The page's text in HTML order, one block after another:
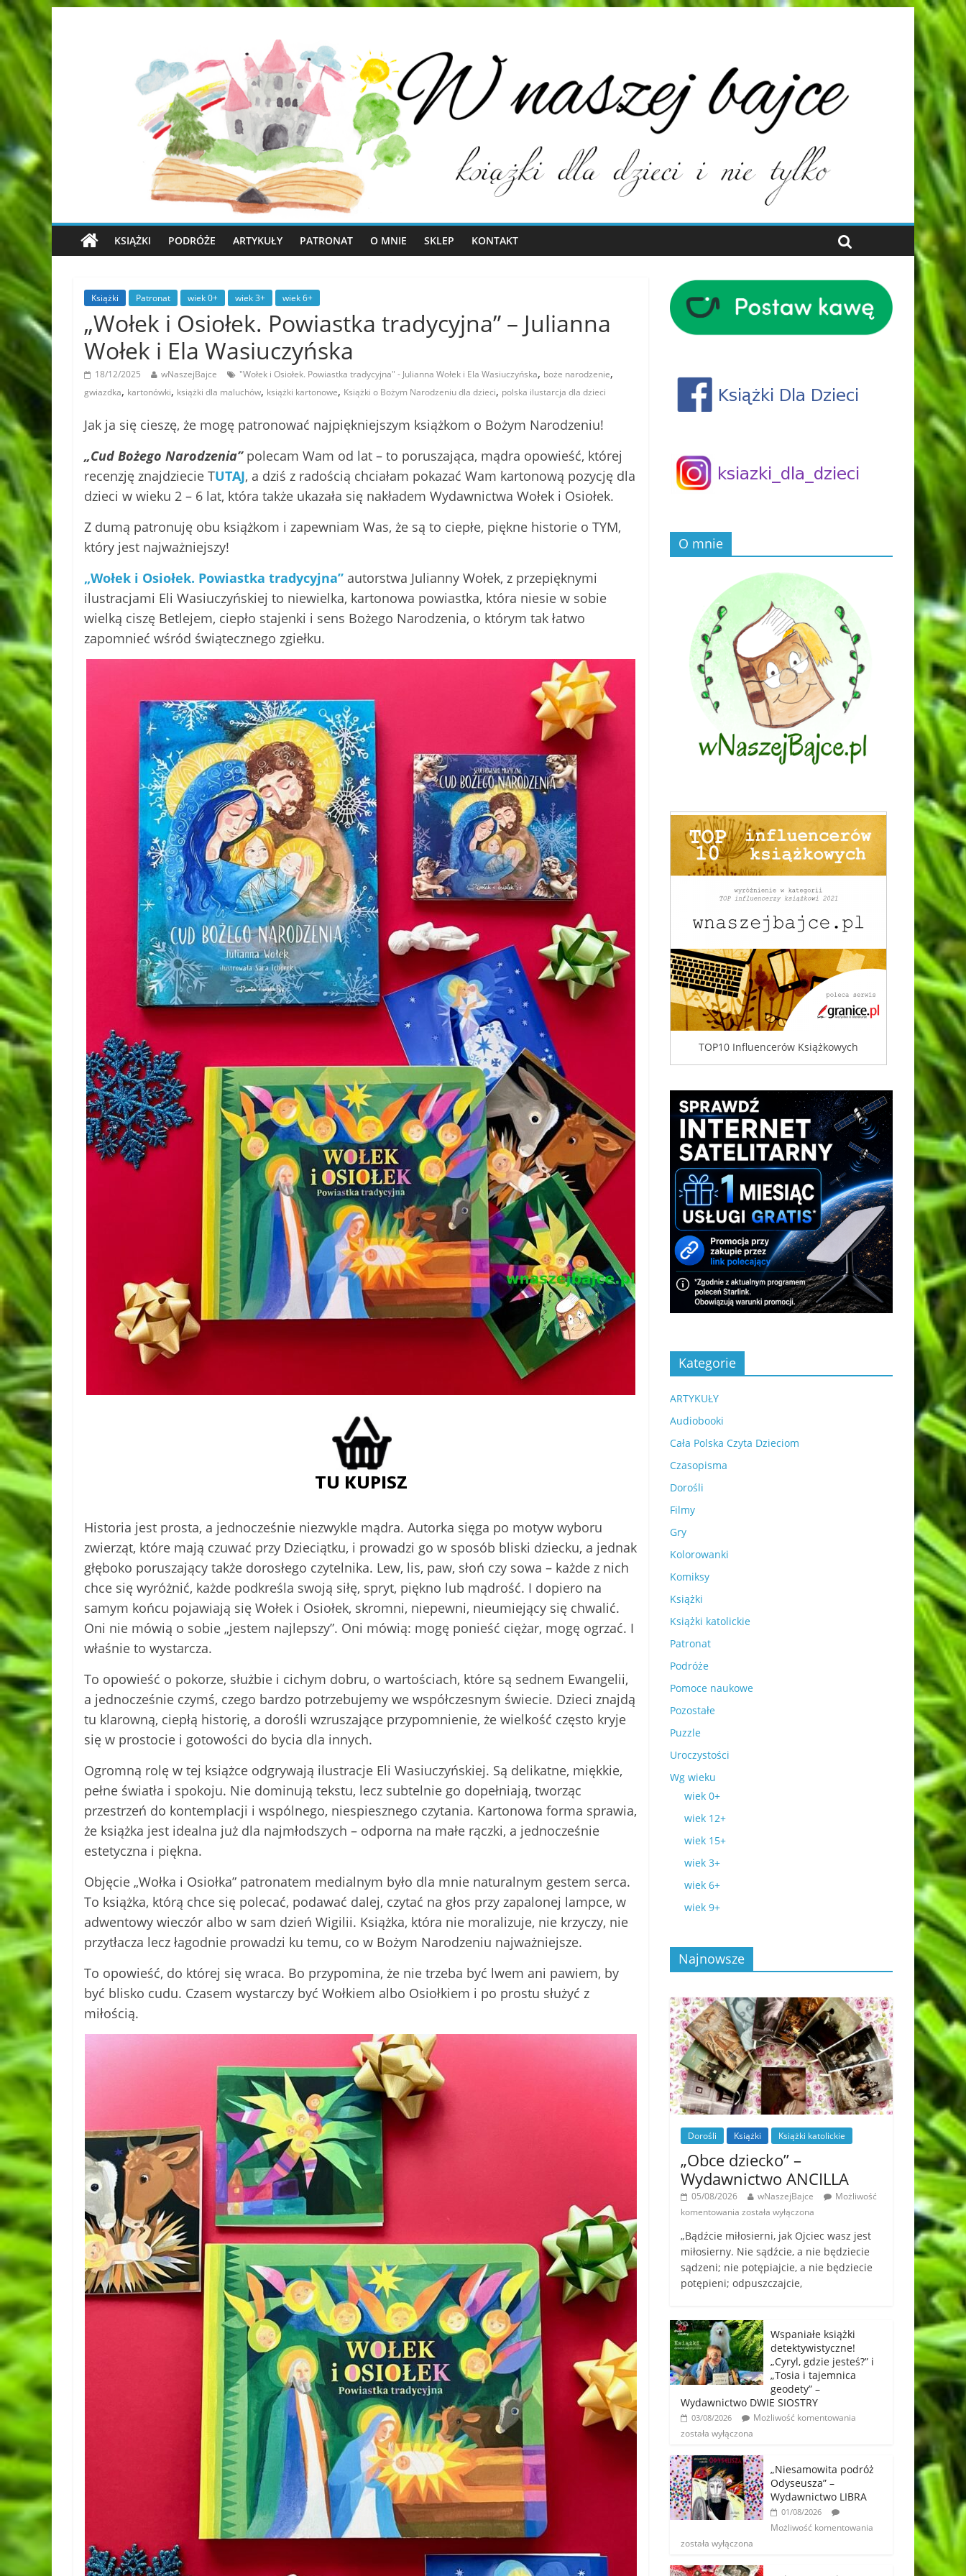
KSIĄŻKI PODRÓŻE ARTYKUŁY PATRONAT O MNIE SKLEP KONTAKT
Książki Patronat wiek 0+ wiek 3+ wiek 6+
„Wołek i Osiołek. Powiastka tradycyjna” – Julianna
Wołek i Ela Wasiuczyńska
18/12/2025 wNaszejBajce "Wołek i Osiołek. Powiastka tradycyjna" - Julianna Wołek i Ela Wasiuczyńska, boże narodzenie,
gwiazdka, kartonówki, książki dla maluchów, książki kartonowe, Książki o Bożym Narodzeniu dla dzieci, polska ilustarcja dla dzieci
Jak ja się cieszę, że mogę patronować najpiękniejszym książkom o Bożym Narodzeniu!
„Cud Bożego Narodzenia” polecam Wam od lat – to poruszająca, mądra opowieść, której
recenzję znajdziecie TUTAJ, a dziś z radością chciałam pokazać Wam kartonową pozycję dla
dzieci w wieku 2 – 6 lat, która także ukazała się nakładem Wydawnictwa Wołek i Osiołek.
Z dumą patronuję obu książkom i zapewniam Was, że są to ciepłe, piękne historie o TYM,
który jest najważniejszy!
„Wołek i Osiołek. Powiastka tradycyjna” autorstwa Julianny Wołek, z przepięknymi
ilustracjami Eli Wasiuczyńskiej to niewielka, kartonowa powiastka, która niesie w sobie
wielką ciszę Betlejem, ciepło stajenki i sens Bożego Narodzenia, o którym tak łatwo
zapomnieć wśród świątecznego zgiełku.
Historia jest prosta, a jednocześnie niezwykle mądra. Autorka sięga po motyw wyboru
zwierząt, które mają czuwać przy Dzieciątku, i prowadzi go w sposób bliski dziecku, a jednak
głęboko poruszający także dorosłego czytelnika. Lew, lis, paw, słoń czy sowa – każde z nich
chce się wyróżnić, każde podkreśla swoją siłę, spryt, piękno lub mądrość. I dopiero na
samym końcu pojawiają się Wołek i Osiołek, skromni, niepewni, nieumiejący się chwalić.
Oni nie mówią o sobie „jestem najlepszy”. Oni mówią: mogę ponieść ciężar, mogę ogrzać. I
właśnie to wystarcza.
To opowieść o pokorze, służbie i cichym dobru, o wartościach, które są sednem Ewangelii,
a jednocześnie czymś, czego bardzo potrzebujemy we współczesnym świecie. Dzieci znajdą
tu klarowną, ciepłą historię, a dorośli wzruszające przypomnienie, że wielkość często kryje
się w prostocie i gotowości do bycia dla innych.
Ogromną rolę w tej książce odgrywają ilustracje Eli Wasiuczyńskiej. Są delikatne, miękkie,
pełne światła i spokoju. Nie dominują tekstu, lecz subtelnie go dopełniają, tworząc
przestrzeń do kontemplacji i wspólnego, niespiesznego czytania. Kartonowa forma sprawia,
że książka jest idealna już dla najmłodszych – odporna na małe rączki, a jednocześnie
estetyczna i piękna.
Objęcie „Wołka i Osiołka” patronatem medialnym było dla mnie naturalnym gestem serca.
To książka, którą chce się polecać, podawać dalej, czytać na głos przy zapalonej lampce, w
adwentowy wieczór albo w sam dzień Wigilii. Książka, która nie moralizuje, nie krzyczy, nie
przytłacza lecz łagodnie prowadzi ku temu, co w Bożym Narodzeniu najważniejsze.
To opowieść, do której się wraca. Bo przypomina, że nie trzeba być lwem ani pawiem, by
być blisko cudu. Czasem wystarczy być Wołkiem albo Osiołkiem i po prostu służyć z
miłością.
O mnie
TOP10 Influencerów Książkowych
Kategorie
ARTYKUŁY
Audiobooki
Cała Polska Czyta Dzieciom
Czasopisma
Dorośli
Filmy
Gry
Kolorowanki
Komiksy
Książki
Książki katolickie
Patronat
Podróże
Pomoce naukowe
Pozostałe
Puzzle
Uroczystości
Wg wieku
wiek 0+
wiek 12+
wiek 15+
wiek 3+
wiek 6+
wiek 9+
Najnowsze
Dorośli Książki Książki katolickie
„Obce dziecko” –
Wydawnictwo ANCILLA
05/08/2026 wNaszejBajce
Możliwość
komentowania została wyłączona
„Bądźcie miłosierni, jak Ojciec wasz jest
miłosierny. Nie sądźcie, a nie będziecie
sądzeni; nie potępiajcie, a nie będziecie
potępieni; odpuszczajcie,
Wspaniałe książki
detektywistyczne!
„Cyryl, gdzie jesteś?” i
„Tosia i tajemnica
geodety” –
Wydawnictwo DWIE SIOSTRY
03/08/2026
Możliwość komentowania
została wyłączona
„Niesamowita podróż
Odyseusza” –
Wydawnictwo LIBRA
01/08/2026
Możliwość komentowania
została wyłączona